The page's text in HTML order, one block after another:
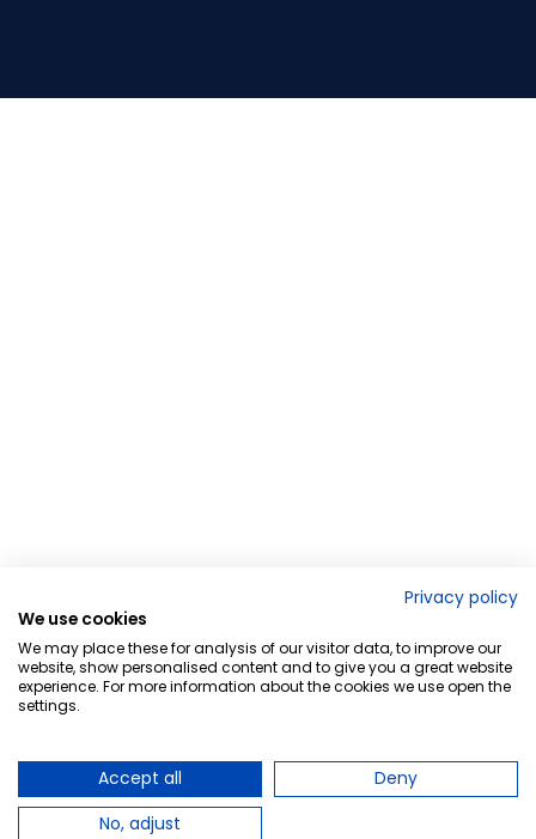
Privacy policy
We use cookies
We may place these for analysis of our visitor data, to improve our
website, show personalised content and to give you a great website
experience. For more information about the cookies we use open the
settings.
Accept all
Deny
No, adjust